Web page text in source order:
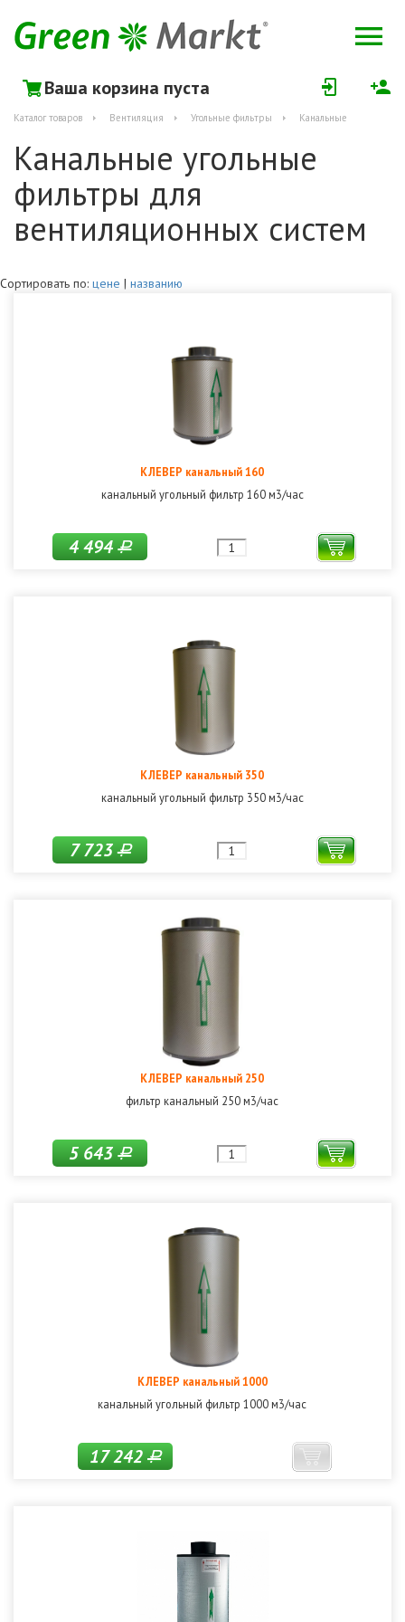
Ваша корзина пуста
Каталог товаров Вентиляция Угольные фильтры Канальные
Канальные угольные
фильтры для
вентиляционных систем
Сортировать по: цене | названию
КЛЕВЕР канальный 160
канальный угольный фильтр 160 м3/час
4 494Р
КЛЕВЕР канальный 350
канальный угольный фильтр 350 м3/час
7 723Р
КЛЕВЕР канальный 250
фильтр канальный 250 м3/час
5 643Р
КЛЕВЕР канальный 1000
канальный угольный фильтр 1000 м3/час
17 242Р